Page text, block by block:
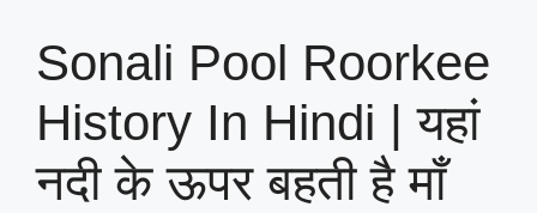
Sonali Pool Roorkee
History In Hindi | यहां
नदी के ऊपर बहती है माँ